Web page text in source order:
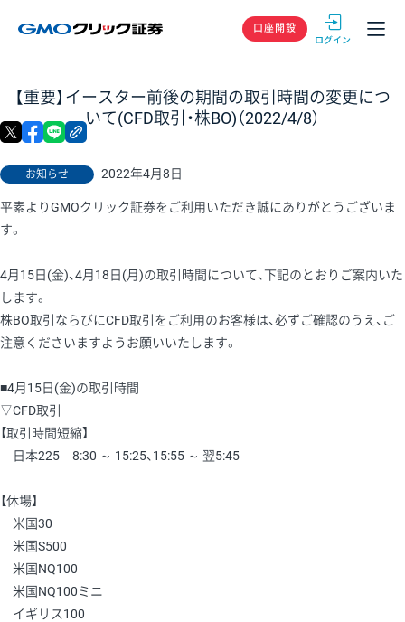
GMOクリック
口座開設
【重要】イースター前後の期間の取引時間の変更につ
いて(CFD取引・株BO)（2022/4/8）
お知らせ 2022年4月8日
X facebook リンクをコピー
平素よりGMOクリック証券をご利用いただき誠にありがとうございま
す。
4月15日(金)、4月18日(月)の取引時間について、下記のとおりご案内いた
します。
株BO取引ならびにCFD取引をご利用のお客様は、必ずご確認のうえ、ご
注意くださいますようお願いいたします。
■4月15日(金)の取引時間
▽CFD取引
【取引時間短縮】
日本225 8:30 ～ 15:25、15:55 ～ 翌5:45
【休場】
米国30
米国S500
米国NQ100
米国NQ100ミニ
イギリス100